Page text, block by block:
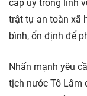
cấp ủy trong lĩnh
trật tự an toàn xã
bình, ổn định để
Nhấn mạnh yêu
tịch nước Tô Lâm